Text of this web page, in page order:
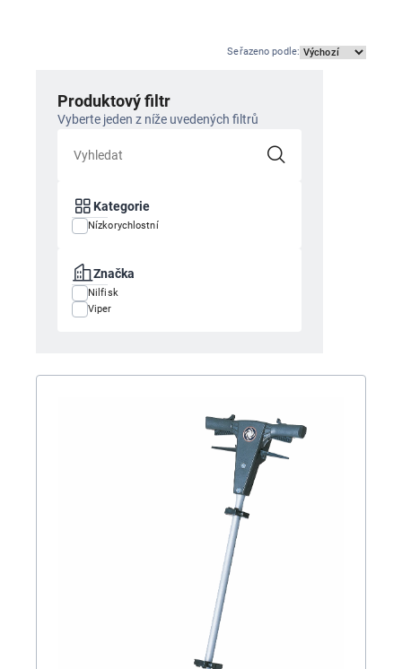
Seřazeno podle:
Produktový filtr
Vyberte jeden z níže uvedených filtrů
Kategorie
Nízkorychlostní
Značka
Nilfisk
Viper